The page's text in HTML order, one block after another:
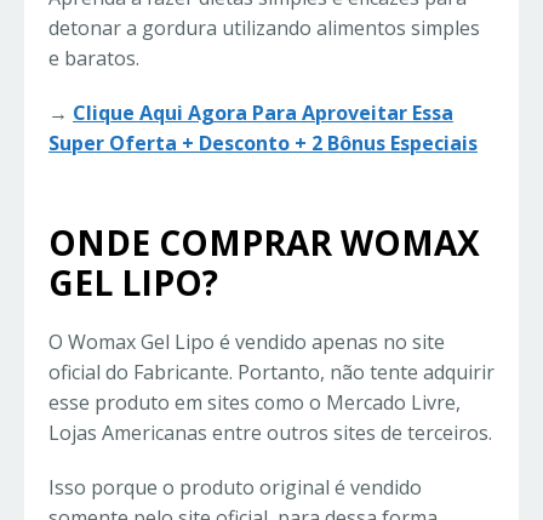
detonar a gordura utilizando alimentos simples
e baratos.
→ Clique Aqui Agora Para Aproveitar Essa
Super Oferta + Desconto + 2 Bônus Especiais
ONDE COMPRAR WOMAX
GEL LIPO?
O Womax Gel Lipo é vendido apenas no site
oficial do Fabricante. Portanto, não tente adquirir
esse produto em sites como o Mercado Livre,
Lojas Americanas entre outros sites de terceiros.
Isso porque o produto original é vendido